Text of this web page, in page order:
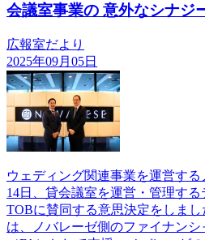
会議室事業の 意外なシナジ
広報室だより
2025年09月05日
ウェディング関連事業を運営する
14日、貸会議室を運営・管理す
TOBに賛同する意思決定をしま
は、ノバレーゼ側のファイナン